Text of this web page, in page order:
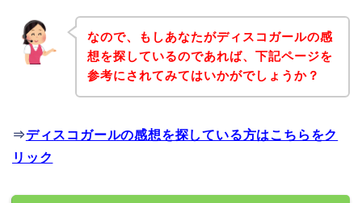
なので、もしあなたがディスコガールの感
想を探しているのであれば、下記ページを
参考にされてみてはいかがでしょうか？
⇒ディスコガールの感想を探している方はこちらをク
リック